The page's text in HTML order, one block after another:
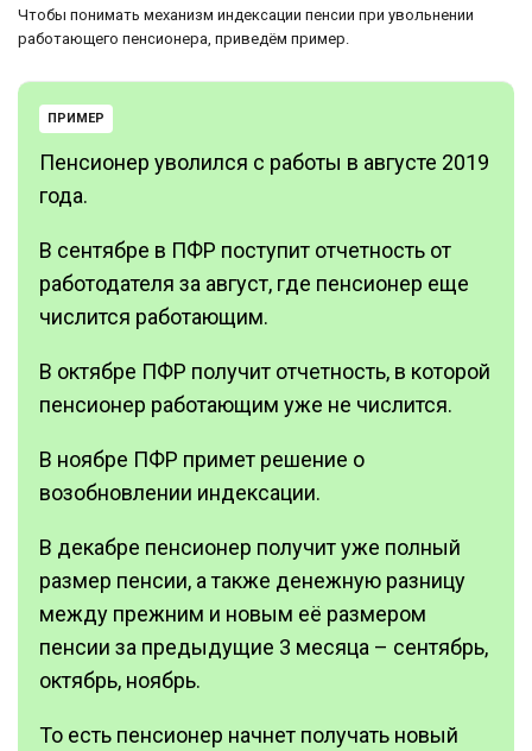
Чтобы понимать механизм индексации пенсии при увольнении
работающего пенсионера, приведём пример.
ПРИМЕР
Пенсионер уволился с работы в августе 2019
года.
В сентябре в ПФР поступит отчетность от
работодателя за август, где пенсионер еще
числится работающим.
В октябре ПФР получит отчетность, в которой
пенсионер работающим уже не числится.
В ноябре ПФР примет решение о
возобновлении индексации.
В декабре пенсионер получит уже полный
размер пенсии, а также денежную разницу
между прежним и новым её размером
пенсии за предыдущие 3 месяца – сентябрь,
октябрь, ноябрь.
То есть пенсионер начнет получать новый